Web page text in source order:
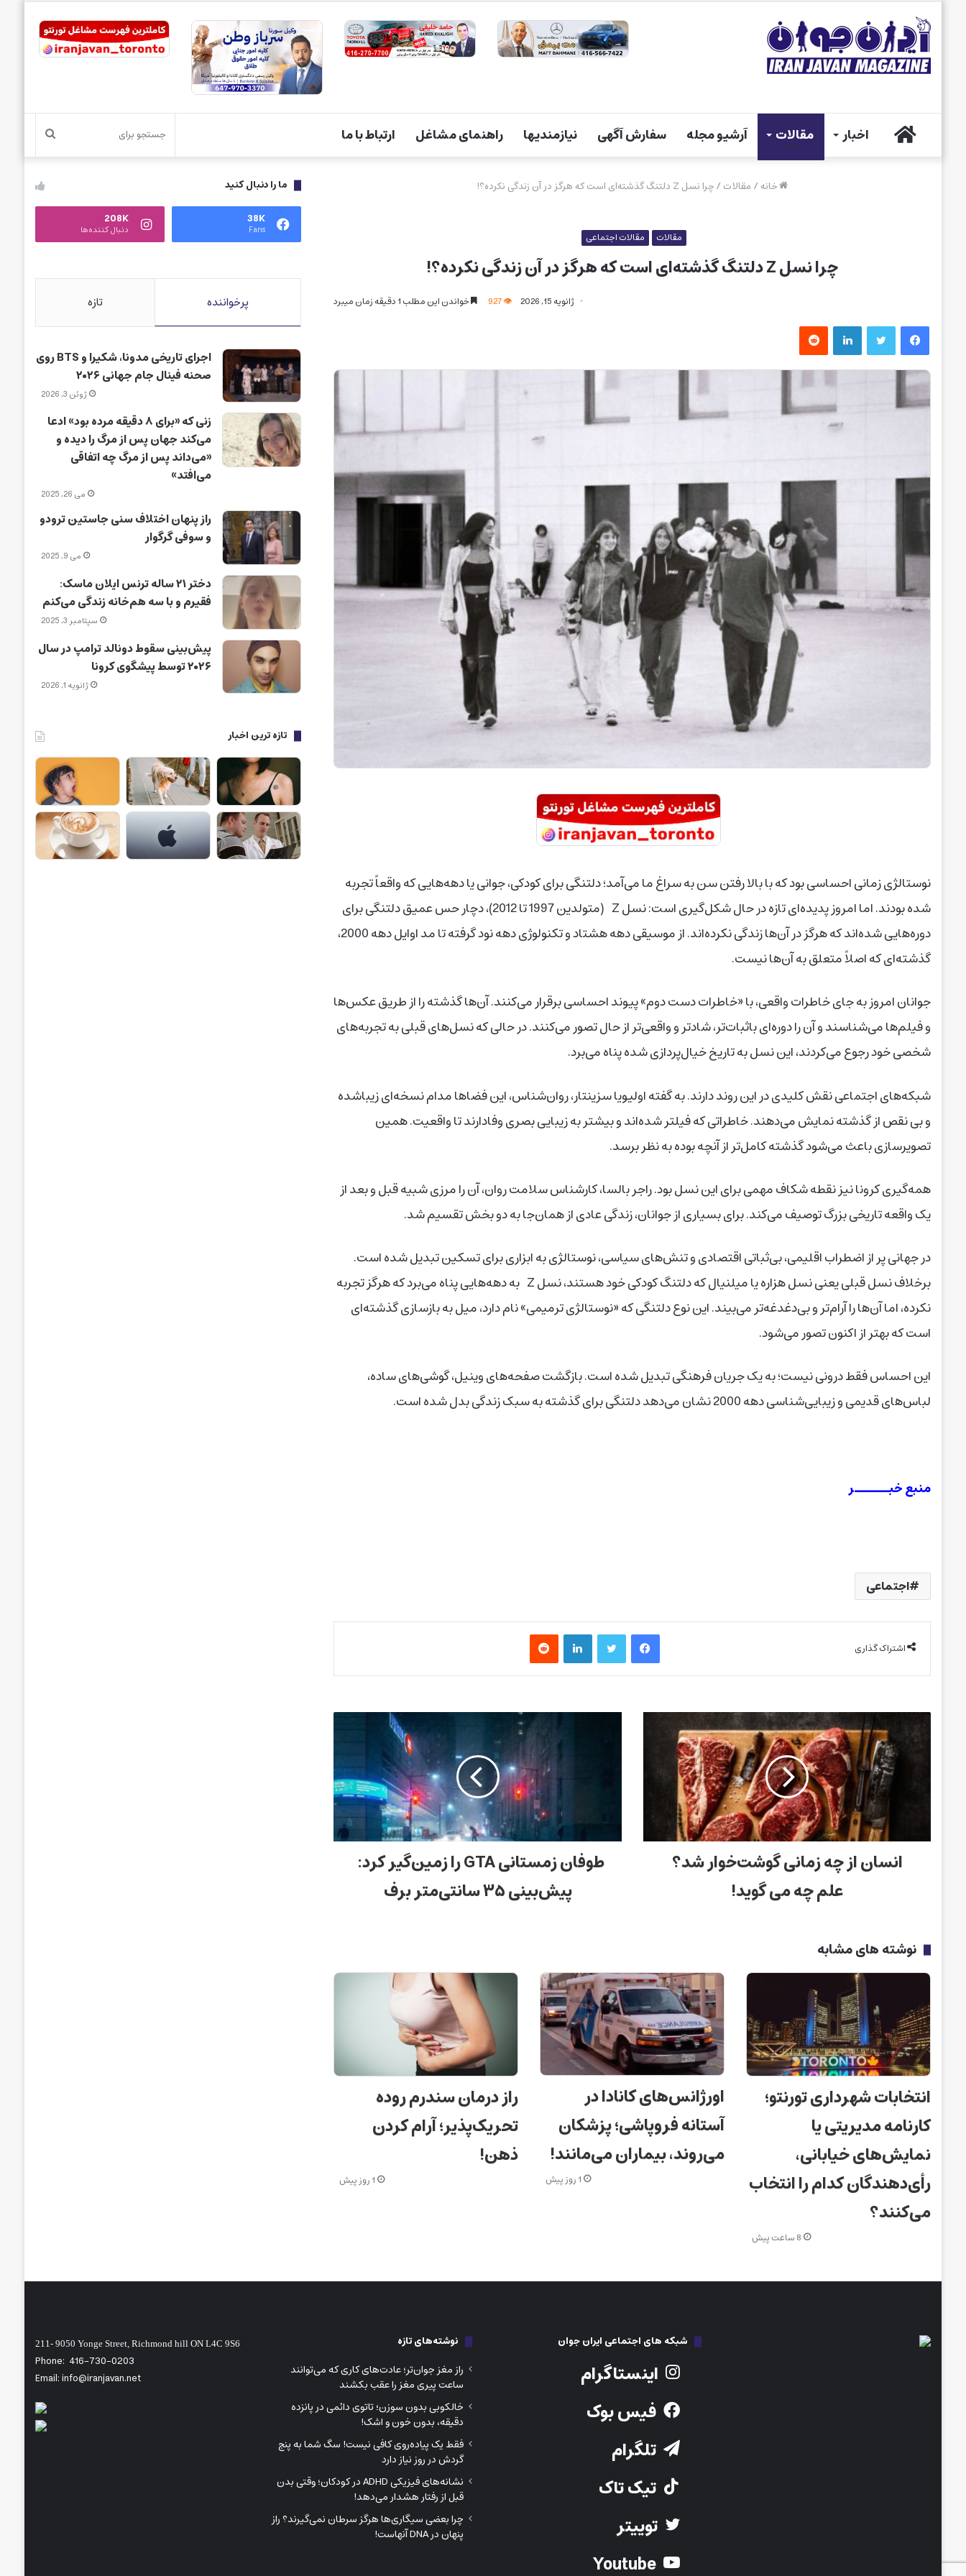
خانه اخبار مقالات آرشیو مجله سفارش آگهی نیازمندیها راهنمای مشاغل ارتباط با ما جستجو
برای خانه/ مقالات/چرا نسل Z دلتنگ گذشته‌ای است که هرگز در آن زندگی نکرده؟!
مقالات مقالات اجتماعی
چرا نسل Z دلتنگ گذشته‌ای است که هرگز در آن زندگی نکرده؟!
ژانویه 15, 2026 خواندن این مطلب 1 دقیقه زمان میبرد
فیس بوک توییتر لینکدین‫رددیت
نوستالژی زمانی احساسی بود که با بالا رفتن سن به سراغ ما می‌آمد؛ دلتنگی برای کودکی، جوانی یا دهه‌هایی که واقعاً تجربه
شده بودند. اما امروز پدیده‌ای تازه در حال شکل‌گیری است: نسل Z (متولدین 1997 تا 2012)، دچار حس عمیق دلتنگی برای
دوره‌هایی شده‌اند که هرگز در آن‌ها زندگی نکرده‌اند. از موسیقی دهه هشتاد و تکنولوژی دهه نود گرفته تا مد اوایل دهه 2000،
گذشته‌ای که اصلاً متعلق به آن‌ها نیست.
جوانان امروز به جای خاطرات واقعی، با «خاطرات دست دوم» پیوند احساسی برقرار می‌کنند. آن‌ها گذشته را از طریق عکس‌ها
و فیلم‌ها می‌شناسند و آن را دوره‌ای باثبات‌تر، شادتر و واقعی‌تر از حال تصور می‌کنند. در حالی که نسل‌های قبلی به تجربه‌های
شخصی خود رجوع می‌کردند، این نسل به تاریخ خیال‌پردازی شده پناه می‌برد.
شبکه‌های اجتماعی نقش کلیدی در این روند دارند. به گفته اولیویا سزینتار، روان‌شناس، این فضاها مدام نسخه‌ای زیباشده
و بی نقص از گذشته نمایش می‌دهند. خاطراتی که فیلتر شده‌اند و بیشتر به زیبایی بصری وفادارند تا واقعیت. همین
تصویرسازی باعث می‌شود گذشته کامل‌تر از آنچه بوده به نظر برسد.
همه‌گیری کرونا نیز نقطه شکاف مهمی برای این نسل بود. راجر بالسا، کارشناس سلامت روان، آن را مرزی شبیه قبل و بعد از
یک واقعه تاریخی بزرگ توصیف می‌کند. برای بسیاری از جوانان، زندگی عادی از همان‌جا به دو بخش تقسیم شد.
در جهانی پر از اضطراب اقلیمی، بی‌ثباتی اقتصادی و تنش‌های سیاسی، نوستالژی به ابزاری برای تسکین تبدیل شده است.
برخلاف نسل قبلی یعنی نسل هزاره یا میلنیال که دلتنگ کودکی خود هستند، نسل Z به دهه‌هایی پناه می‌برد که هرگز تجربه
نکرده، اما آن‌ها را آرام‌تر و بی‌دغدغه‌تر می‌بیند. این نوع دلتنگی که «نوستالژی ترمیمی» نام دارد، میل به بازسازی گذشته‌ای
است که بهتر از اکنون تصور می‌شود.
این احساس فقط درونی نیست؛ به یک جریان فرهنگی تبدیل شده است. بازگشت صفحه‌های وینیل، گوشی‌های ساده،
لباس‌های قدیمی و زیبایی‌شناسی دهه 2000 نشان می‌دهد دلتنگی برای گذشته به سبک زندگی بدل شده است.
منبع خبــــــر
اجتماعی
اشتراک گذاری
فیس بوک توییتر لینکدین‫رددیت
انسان از چه زمانی گوشت‌خوار شد؟
علم چه می گوید!
طوفان زمستانی GTA را زمین‌گیر کرد:
پیش‌بینی ۳۵ سانتی‌متر برف
نوشته های مشابه
انتخابات شهرداری تورنتو؛
کارنامه مدیریتی یا
نمایش‌های خیابانی،
رأی‌دهندگان کدام را انتخاب
می‌کنند؟
8 ساعت پیش
اورژانس‌های کانادا در
آستانه فروپاشی؛ پزشکان
می‌روند، بیماران می‌مانند!
1 روز پیش
راز درمان سندرم روده
تحریک‌پذیر؛ آرام کردن
ذهن!
1 روز پیش
ما را دنبال کنید
38K
Fans
208K
دنبال کننده‌ها
پرخواننده تازه
اجرای تاریخی مدونا، شکیرا و BTS روی
صحنه فینال جام جهانی ۲۰۲۶
ژوئن 3, 2026
زنی که «برای ۸ دقیقه مرده بود» ادعا
می‌کند جهان پس از مرگ را دیده و
«می‌داند پس از مرگ چه اتفاقی
می‌افتد»
می 26, 2025
راز پنهان اختلاف سنی جاستین ترودو
و سوفی گرگوار
می 9, 2025
دختر ۲۱ ساله ترنس ایلان ماسک:
فقیرم و با سه هم‌خانه زندگی می‌کنم
سپتامبر 3, 2025
پیش‌بینی سقوط دونالد ترامپ در سال
۲۰۲۶ توسط پیشگوی کرونا
ژانویه 1, 2026
تازه ترین اخبار
شبکه های اجتماعی ایران جوان
اینستاگرام
فیس بوک
تلگرام
تیک تاک
توییتر
Youtube
نوشته‌های تازه
راز مغز جوان‌تر؛ عادت‌های کاری که می‌توانند
ساعت پیری مغز را عقب بکشند
خالکوبی بدون سوزن؛ تاتوی دائمی در پانزده
دقیقه، بدون خون و اشک!
فقط یک پیاده‌روی کافی نیست! سگ شما به پنج
گردش در روز نیاز دارد
نشانه‌های فیزیکی ADHD در کودکان؛ وقتی بدن
قبل از رفتار هشدار می‌دهد!
چرا بعضی سیگاری‌ها هرگز سرطان نمی‌گیرند؟ راز
پنهان در DNA آنهاست!
211- 9050 Yonge Street, Richmond hill ON L4C 9S6
Phone: 416-730-0203
Email: info@iranjavan.net